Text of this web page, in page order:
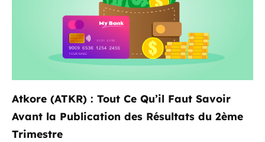
Atkore (ATKR) : Tout Ce Qu’il Faut Savoir
Avant la Publication des Résultats du 2ème
Trimestre